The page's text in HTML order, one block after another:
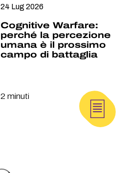
24 Lug 2026
Cognitive Warfare:
perché la percezione
umana è il prossimo
campo di battaglia
2 minuti